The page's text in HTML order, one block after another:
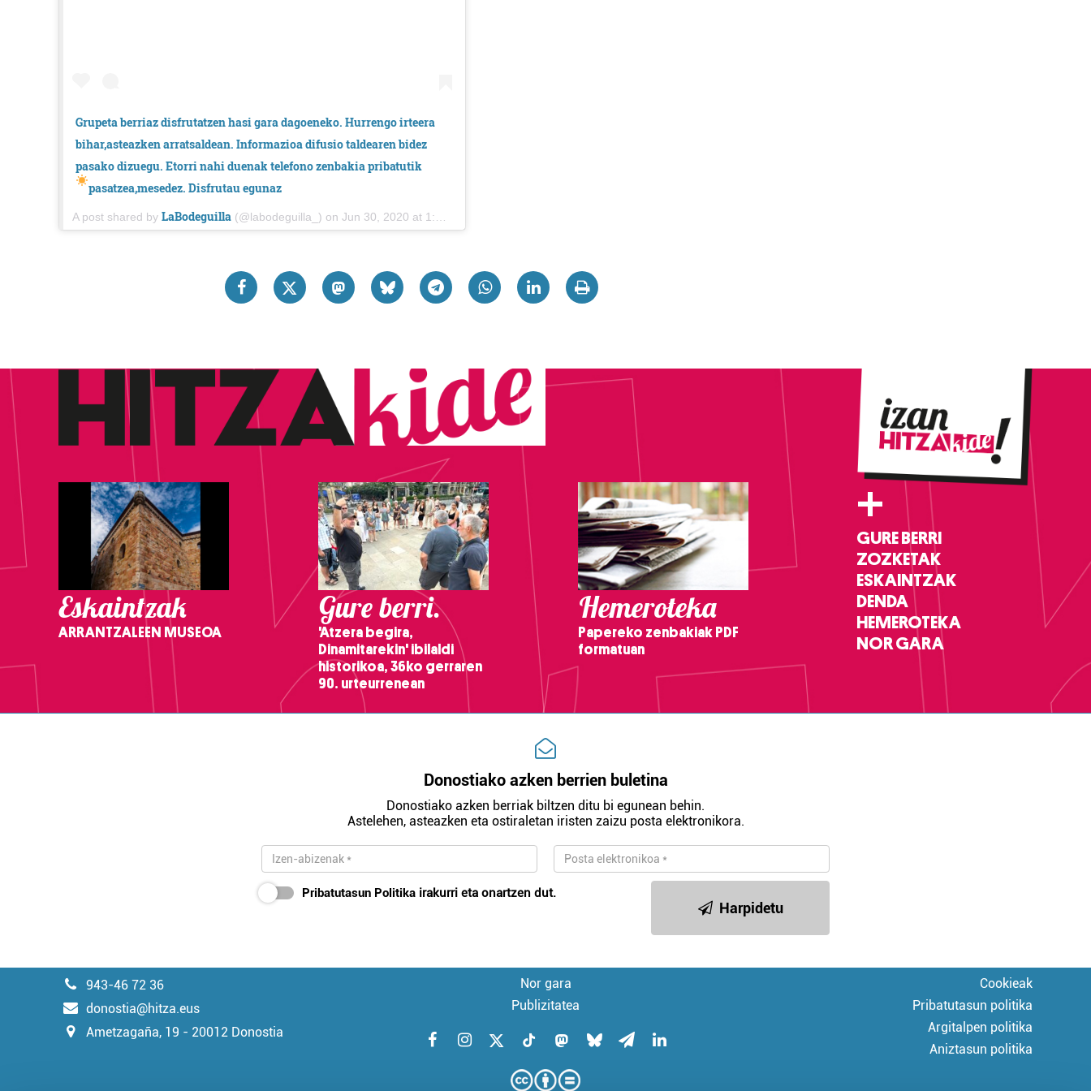
Grupeta berriaz disfrutatzen hasi gara dagoeneko. Hurrengo irteera
bihar,asteazken arratsaldean. Informazioa difusio taldearen bidez
pasako dizuegu. Etorri nahi duenak telefono zenbakia pribatutik
pasatzea,mesedez. Disfrutau egunaz
A post shared by LaBodeguilla (@labodeguilla_) on Jun 30, 2020 at 1:15am PDT
Eskaintzak
ARRANTZALEEN MUSEOA
Gure berri.
'Atzera begira,
Dinamitarekin' ibilaldi
historikoa, 36ko gerraren
90. urteurrenean
Hemeroteka
Papereko zenbakiak PDF
formatuan
+
GURE BERRI
ZOZKETAK
ESKAINTZAK
DENDA
HEMEROTEKA
NOR GARA
Donostiako azken berrien buletina
Donostiako azken berriak biltzen ditu bi egunean behin.
Astelehen, asteazken eta ostiraletan iristen zaizu posta elektronikora.
Pribatutasun Politika irakurri eta onartzen dut.
Harpidetu
943-46 72 36
donostia@hitza.eus
Ametzagaña, 19 - 20012 Donostia
Nor gara
Publizitatea
Cookieak
Pribatutasun politika
Argitalpen politika
Aniztasun politika